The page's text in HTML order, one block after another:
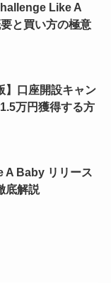
Like A
と買い方の極意
】口座開設キャン
万円獲得する方
A Baby リリース
底解説